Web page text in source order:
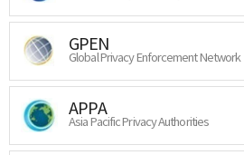
GPEN
Global Privacy Enforcement Network
APPA
Asia Pacific Privacy Authorities